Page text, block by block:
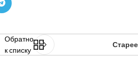
Обратно
к списку
Старее